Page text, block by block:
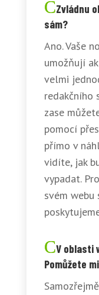
Zvládnu
sám?
Ano. Vaše
umožňují
velmi
redakčního
zase
pomocí
přímo v
vidíte, jak
vypadat.
svém webu
V oblasti
Pomůžete